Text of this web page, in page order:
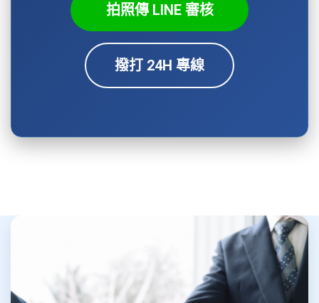
拍照傳 LINE 審核
撥打 24H 專線